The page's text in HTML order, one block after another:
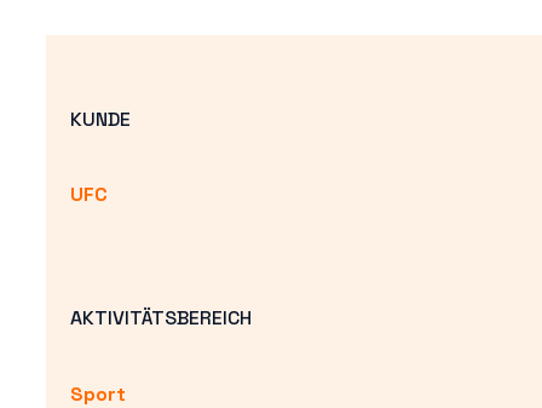
KUNDE
UFC
AKTIVITÄTSBEREICH
Sport